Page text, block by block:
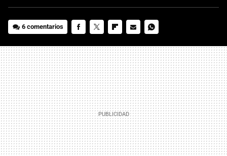
6 comentarios
MAIL